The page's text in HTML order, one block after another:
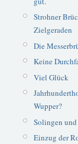
Strohner
Zielgeraden
Die
Keine
Viel Glück
Wupper?
Solingen
Einzug der